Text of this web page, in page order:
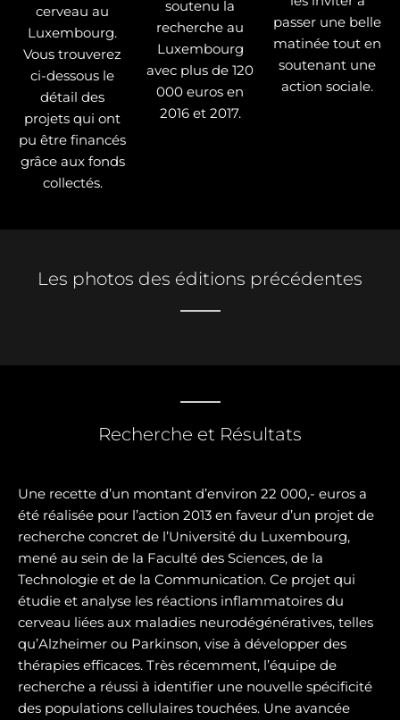
cerveau au
Luxembourg.
Vous trouverez
ci-dessous le
détail des
projets qui ont
pu être financés
grâce aux fonds
collectés.
soutenu la
recherche au
Luxembourg
avec plus de 120
000 euros en
2016 et 2017.
passer une belle
matinée tout en
soutenant une
action sociale.
Les photos des éditions précédentes
Recherche et Résultats
Une recette d’un montant d’environ 22 000,- euros a
été réalisée pour l’action 2013 en faveur d’un projet de
recherche concret de l’Université du Luxembourg,
mené au sein de la Faculté des Sciences, de la
Technologie et de la Communication. Ce projet qui
étudie et analyse les réactions inflammatoires du
cerveau liées aux maladies neurodégénératives, telles
qu’Alzheimer ou Parkinson, vise à développer des
thérapies efficaces. Très récemment, l’équipe de
recherche a réussi à identifier une nouvelle spécificité
des populations cellulaires touchées. Une avancée